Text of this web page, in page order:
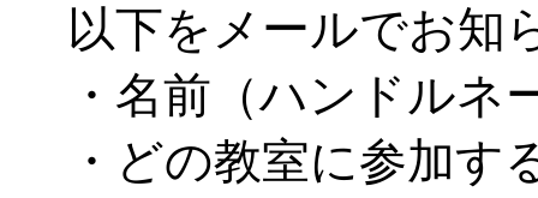
以下をメールでお知
・名前（ハンドルネ
・どの教室に参加す